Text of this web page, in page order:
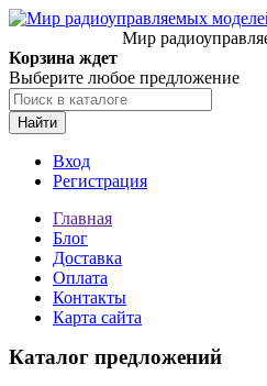
Мир
Корзина ждет
Выберите любое предложение
Найти
Вход
Регистрация
Главная
Блог
Доставка
Оплата
Контакты
Карта сайта
Каталог предложений